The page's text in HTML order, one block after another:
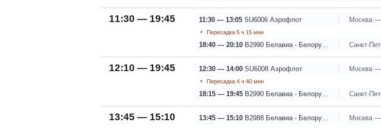
11:30 — 19:45 11:30 — 13:05 SU6006 Аэрофлот
Пересадка 5 ч 15 мин
18:40 — 20:10 B2990 Белавиа - Белорусские авиалинии
12:10 — 19:45 12:30 — 14:00 SU6008 Аэрофлот
Пересадка 4 ч 40 мин
18:15 — 19:45 B2990 Белавиа - Белорусские авиалинии
13:45 — 15:10 13:45 — 15:10 B2988 Белавиа - Белорусские авиалинии Москва